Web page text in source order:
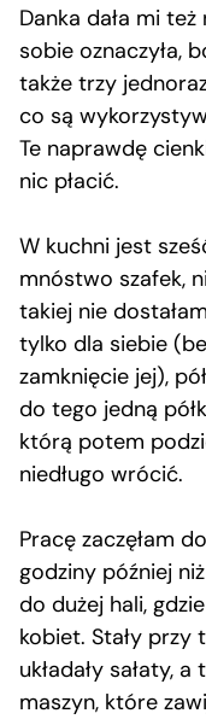
Danka dała mi
sobie oznaczyła,
także trzy
co są
Te naprawdę
nic płacić.
W kuchni jest
mnóstwo szafek,
takiej nie
tylko dla siebie
zamknięcie jej),
do tego jedną
którą potem
niedługo wrócić.
Pracę zaczęłam
godziny później
do dużej hali,
kobiet. Stały przy
układały sałaty,
maszyn, które